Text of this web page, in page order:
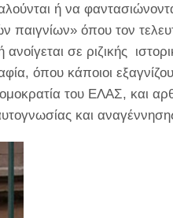
ή να
παιγνίων» όπου τον
σε ριζικής
όπου κάποιοι
του ΕΛΑΣ, και
και